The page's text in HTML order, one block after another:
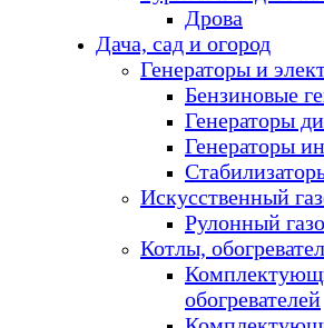
Дрова
Дача, сад и огород
Генераторы и
Бензиновые
Генераторы
Генераторы
Искусственный
Рулонный
Котлы,
обогревателей